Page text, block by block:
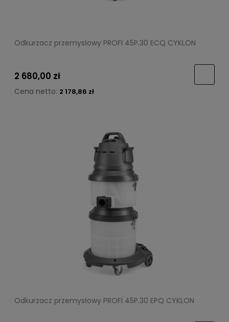
Odkurzacz przemysłowy PROFI 45P.30 ECQ CYKLON
2 680,00 zł
Cena netto: 2 178,86 zł
Odkurzacz przemysłowy PROFI 45P.30 EPQ CYKLON